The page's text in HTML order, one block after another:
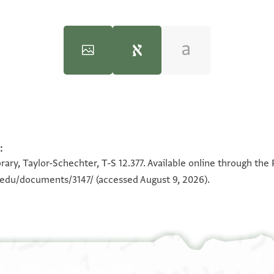
180°
אלמצרי
Taylor-Schechter, T-S 12.377. Available online through
documents/3147/ (accessed August 9, 2026).